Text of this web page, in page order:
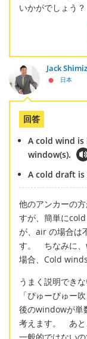
いかがでしょう？
Jack
日本
回答
A cold wind
window(s).
A cold draft is
他のアンカーの
すが、簡単に
が、air の場合は
す。 ちなみに、
場合、Cold
うまく説明でき
「ぴゅーびゅー
後のwindowが単
考えます。 あと